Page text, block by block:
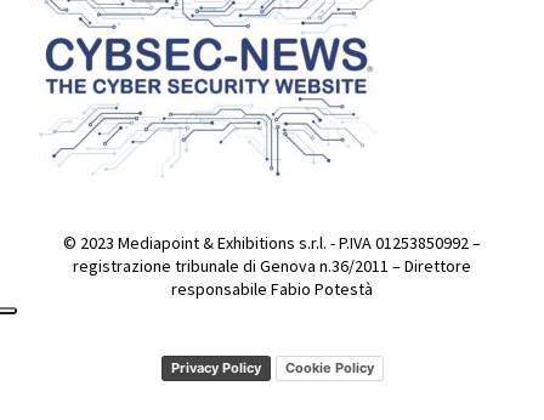
© 2023 Mediapoint & Exhibitions s.r.l. - P.IVA 01253850992 –
registrazione tribunale di Genova n.36/2011 – Direttore
responsabile Fabio Potestà
Privacy Policy Cookie Policy